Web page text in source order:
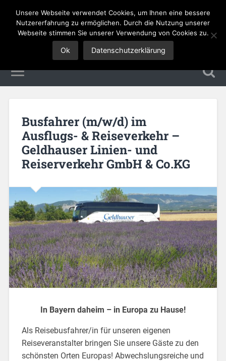
Tourismus Jobs
Busfahrer (m/w/d) im
Ausflugs- & Reiseverkehr –
Geldhauser Linien- und
Reiserverkehr GmbH & Co.KG
In Bayern daheim – in Europa zu Hause!
Als Reisebusfahrer/in für unseren eigenen
Reiseveranstalter bringen Sie unsere Gäste zu den
schönsten Orten Europas! Abwechslungsreiche und
Unsere Webseite verwendet Cookies, um Ihnen eine bessere
Nutzererfahrung zu ermöglichen. Durch die Nutzung unserer
Webseite stimmen Sie unserer Verwendung von Cookies zu.
Ok Datenschutzerklärung